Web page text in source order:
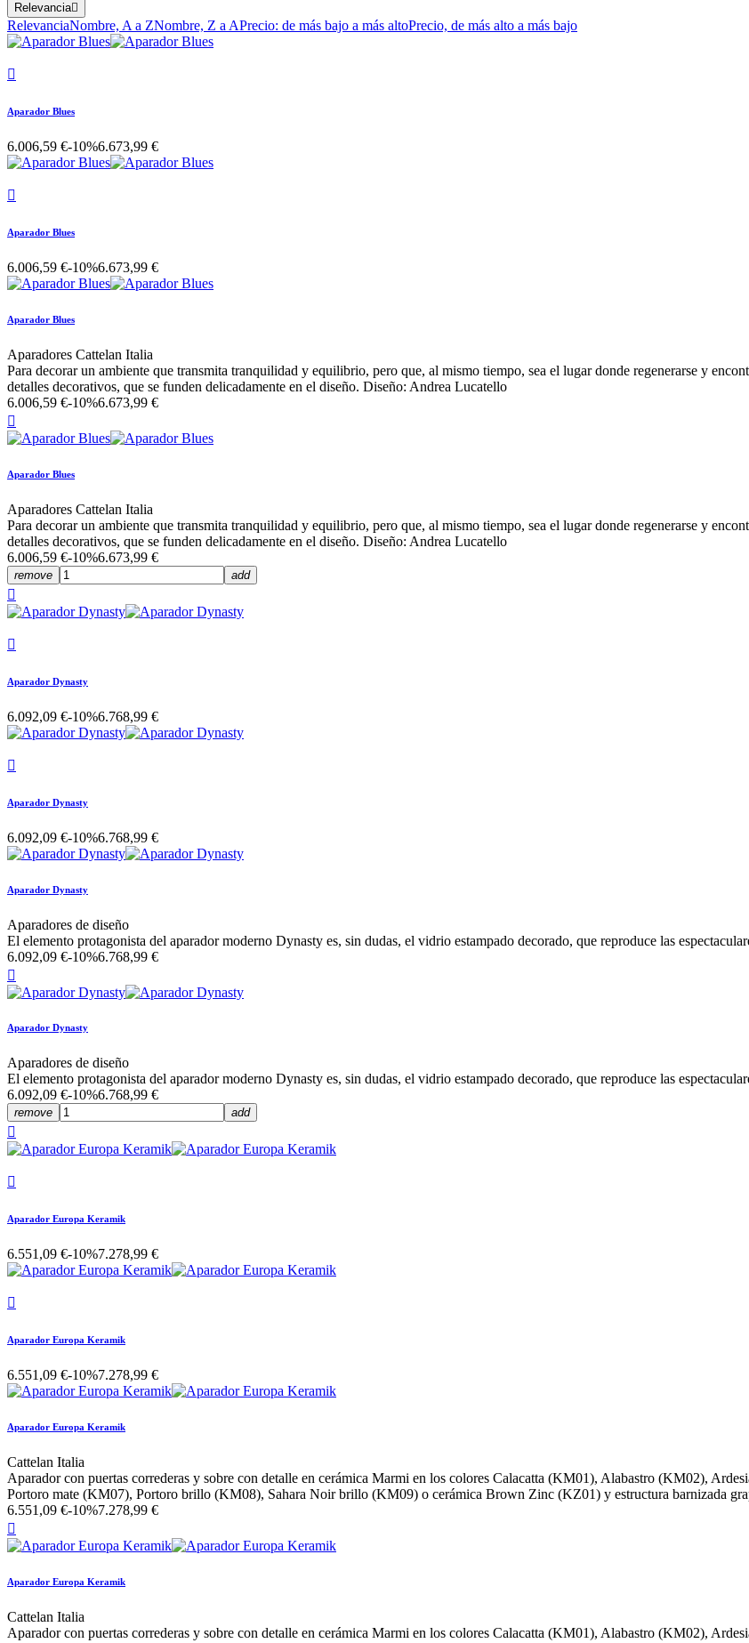
Relevancia
RelevanciaNombre, A a ZNombre, Z a APrecio: de más bajo a más altoPrecio, de más alto a más bajo

Aparador Blues
6.006,59 €-10%6.673,99 €

Aparador Blues
6.006,59 €-10%6.673,99 €
Aparador Blues
Aparadores Cattelan Italia
Para decorar un ambiente que transmita tranquilidad y equilibrio, pero que, al mismo tiempo, sea el lugar donde regenerarse y
detalles decorativos, que se funden delicadamente en el diseño. Diseño: Andrea Lucatello
6.006,59 €-10%6.673,99 €

Aparador Blues
Aparadores Cattelan Italia
Para decorar un ambiente que transmita tranquilidad y equilibrio, pero que, al mismo tiempo, sea el lugar donde regenerarse y
detalles decorativos, que se funden delicadamente en el diseño. Diseño: Andrea Lucatello
6.006,59 €-10%6.673,99 €
remove add


Aparador Dynasty
6.092,09 €-10%6.768,99 €

Aparador Dynasty
6.092,09 €-10%6.768,99 €
Aparador Dynasty
Aparadores de diseño
El elemento protagonista del aparador moderno Dynasty es, sin dudas, el vidrio estampado decorado, que reproduce las
6.092,09 €-10%6.768,99 €

Aparador Dynasty
Aparadores de diseño
El elemento protagonista del aparador moderno Dynasty es, sin dudas, el vidrio estampado decorado, que reproduce las
6.092,09 €-10%6.768,99 €
remove add


Aparador Europa Keramik
6.551,09 €-10%7.278,99 €

Aparador Europa Keramik
6.551,09 €-10%7.278,99 €
Aparador Europa Keramik
Cattelan Italia
Aparador con puertas correderas y sobre con detalle en cerámica Marmi en los colores Calacatta (KM01), Alabastro (KM02),
Portoro mate (KM07), Portoro brillo (KM08), Sahara Noir brillo (KM09) o cerámica Brown Zinc (KZ01) y estructura barnizada
6.551,09 €-10%7.278,99 €

Aparador Europa Keramik
Cattelan Italia
Aparador con puertas correderas y sobre con detalle en cerámica Marmi en los colores Calacatta (KM01), Alabastro (KM02),